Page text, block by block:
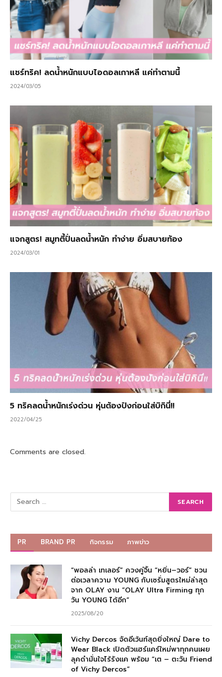
แชร์ทริค! ลดน้ำหนักแบบไอดอลเกาหลี แค่ทำตามนี้
2024/03/05
แจกสูตร! สมูทตี้ปั่นลดน้ำหนัก ทำง่าย อิ่มสบายท้อง
2024/03/01
5 ทริคลดน้ำหนักเร่งด่วน หุ่นต้องปังก่อนใส่บิกินี่!!
2022/04/25
Comments are closed.
PR BRAND PR กิจกรรม ภาพข่าว
“พอลล่า เทเลอร์” ควงคู่จิ้น “หยิ่น–วอร์” ชวน
ต่อเวลาความ YOUNG กับเซรั่มสูตรใหม่ล่าสุด
จาก OLAY งาน “OLAY Ultra Firming ทุก
วัน YOUNG ได้อีก”
2025/08/20
Vichy Dercos จัดอีเว้นท์สุดยิ่งใหญ่ Dare to
Wear Black เปิดตัวแฮร์แคร์ใหม่พาทุกคนเผย
ลุคดำมั่นใจไร้รังแค พร้อม “เต – ตะวัน Friend
of Vichy Dercos”